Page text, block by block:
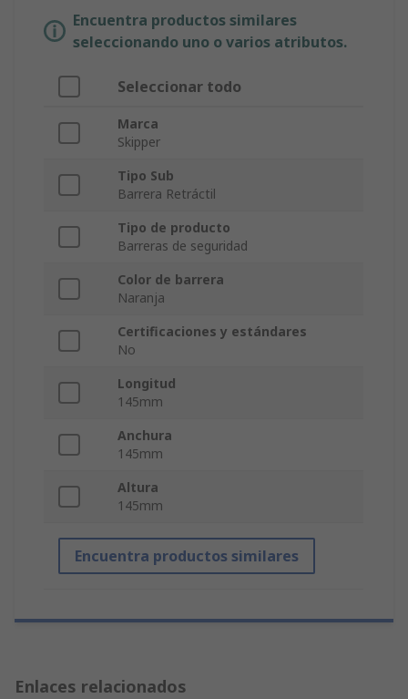
Encuentra productos similares
seleccionando uno o varios atributos.
Seleccionar todo
Marca
Skipper
Tipo Sub
Barrera Retráctil
Tipo de producto
Barreras de seguridad
Color de barrera
Naranja
Certificaciones y estándares
No
Longitud
145mm
Anchura
145mm
Altura
145mm
Encuentra productos similares
Enlaces relacionados